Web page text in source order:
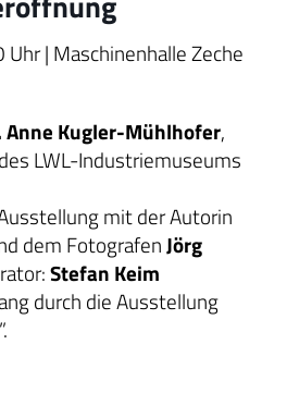
| Maschinenhalle Zeche
Anne Kugler-Mühlhofer,
LWL-Industriemuseums
mit der Autorin
dem FotografenJörg
Stefan Keim
durch die Ausstellung